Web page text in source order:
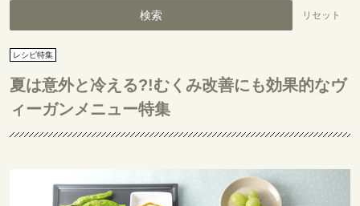
レシピ特集
夏は意外と冷える?!むくみ改善にも効果的なヴ
ィーガンメニュー特集